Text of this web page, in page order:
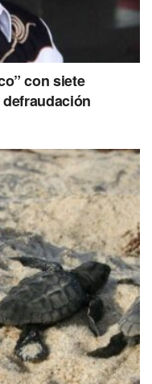
refirió que en las
condiciones las
de 40
mañana trabajan en
con siete